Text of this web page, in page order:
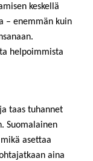
keskellä
– enemmän kuin
helpoimmista
taas tuhannet
Suomalainen
asettaa
aina